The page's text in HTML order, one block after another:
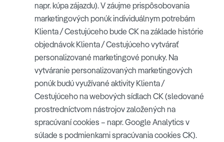
napr. kúpa zájazdu). V záujme prispôsobovania
marketingových ponúk individuálnym potrebám
Klienta / Cestujúceho bude CK na základe histórie
objednávok Klienta / Cestujúceho vytvárať
personalizované marketingové ponuky. Na
vytváranie personalizovaných marketingových
ponúk budú využívané aktivity Klienta /
Cestujúceho na webových sídlach CK (sledované
prostredníctvom nástrojov založených na
spracúvaní cookies – napr. Google Analytics v
súlade s podmienkami spracúvania cookies CK).